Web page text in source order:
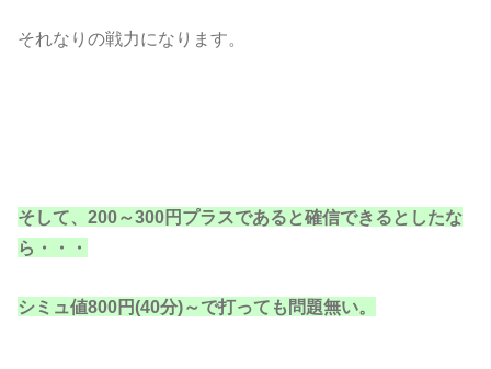
それなりの戦力になります。
そして、200～300円プラスであると確信できるとしたな
ら・・・
シミュ値800円(40分)～で打っても問題無い。